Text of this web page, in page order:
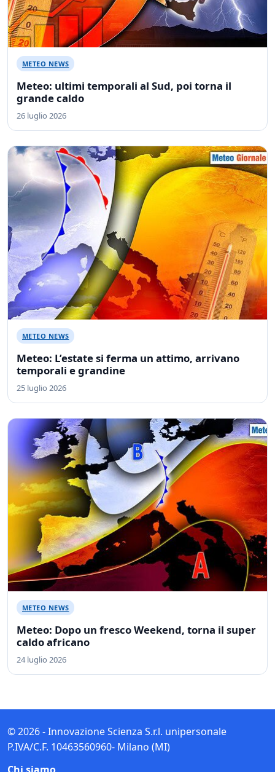
METEO NEWS
Meteo: ultimi temporali al Sud, poi torna il
grande caldo
26 luglio 2026
METEO NEWS
Meteo: L’estate si ferma un attimo, arrivano
temporali e grandine
25 luglio 2026
METEO NEWS
Meteo: Dopo un fresco Weekend, torna il super
caldo africano
24 luglio 2026
© 2026 - Innovazione Scienza S.r.l. unipersonale
P.IVA/C.F. 10463560960- Milano (MI)